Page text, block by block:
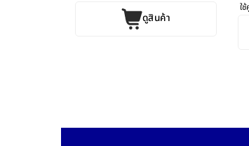
ดูสินค้า
ใ